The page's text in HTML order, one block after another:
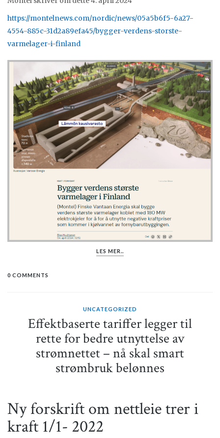
https://montelnews.com/nordic/news/05a5b6f5-6a27-
4554-885c-31d2a89efa45/bygger-verdens-storste-
varmelager-i-finland
LES MER..
0 COMMENTS
UNCATEGORIZED
Effektbaserte tariffer legger til
rette for bedre utnyttelse av
strømnettet – nå skal smart
strømbruk belønnes
Ny forskrift om nettleie trer i
kraft 1/1- 2022